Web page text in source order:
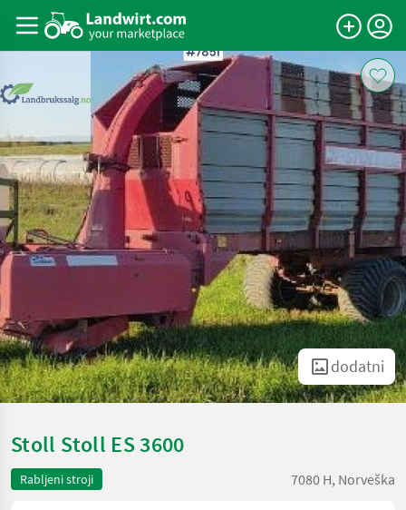
dodatni
Stoll Stoll ES 3600
Rabljeni stroji 7080 H, Norveška